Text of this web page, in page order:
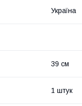
Україна
39 см
1 штук